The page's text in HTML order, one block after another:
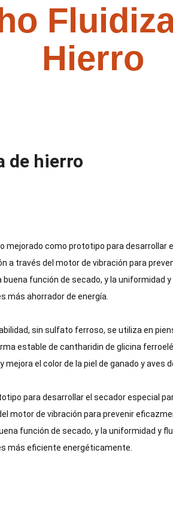
Hierro
de hierro
mejorado como prototipo para desarrollar
a través del motor de vibración para
función de secado, y la uniformidad
más ahorrador de energía.
sin sulfato ferroso, se utiliza en
estable de cantharidin de glicina
el color de la piel de ganado y aves
para desarrollar el secador especial
motor de vibración para prevenir
función de secado, y la uniformidad y
más eficiente energéticamente.